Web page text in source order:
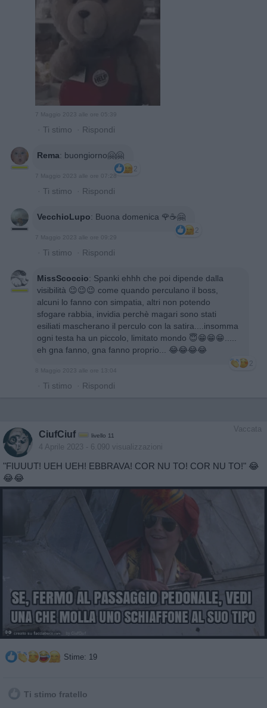
7 Maggio 2023 alle ore 05:39
· Ti stimo · Rispondi
Rema: buongiorno🤗🤗
2
7 Maggio 2023 alle ore 07:28
· Ti stimo · Rispondi
VecchioLupo: Buona domenica 🌹☕🤗
2
7 Maggio 2023 alle ore 09:29
· Ti stimo · Rispondi
MissScoccio: Spanki ehhh che poi dipende dalla
visibilità 😉😉😉 come quando perculano il boss,
alcuni lo fanno con simpatia, altri non potendo
sfogare rabbia, invidia perchè magari sono stati
esiliati mascherano il perculo con la satira....insomma
ogni testa ha un piccolo, limitato mondo 😇😁😁😁.....
eh gna fanno, gna fanno proprio... 😂😂😂😂
2
8 Maggio 2023 alle ore 13:04
· Ti stimo · Rispondi
Vaccata
CiufCiuf livello 11
4 Aprile 2023 - 6.090 visualizzazioni
"FIUUUT! UEH UEH! EBBRAVA! COR NU TO! COR NU TO!" 😂
😂😂
Stime: 19
Ti stimo fratello